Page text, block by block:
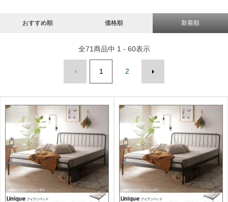
おすすめ順 価格順 新着順
全71商品中 1 - 60表示
1 2